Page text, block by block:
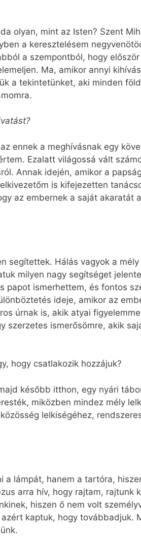
olyan, mint az Isten? Szent
a keresztelésem
a szempontból, hogy
Ma, amikor annyi
a tekintetünket, aki minden
ennek a meghívásnak egy
Ezalatt világossá vált
Annak idején, amikor a
is kifejezetten
az embernek a saját akaratát
segítettek. Hálás vagyok a
milyen nagy segítséget
papot ismerhettem, és fontos
ideje, amikor az
úrnak is, akik atyai
szerzetes ismerősömre, akik
hogy csatlakozik hozzájuk?
később itthon, egy nyári
miközben mind­ez mély
lelkiségéhez,
a lámpát, hanem a tartóra,
arra hív, hogy rajtam, rajtunk
hiszen ő nem volt
kaptuk, hogy továbbadjuk.